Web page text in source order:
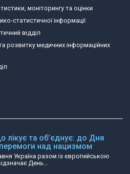
моніторингу та оцінки
статистичної інформації
відділ
розвитку медичних інформаційних
лікує та об’єднує: до Дня
перемоги над нацизмом
Україна разом із європейською
День...